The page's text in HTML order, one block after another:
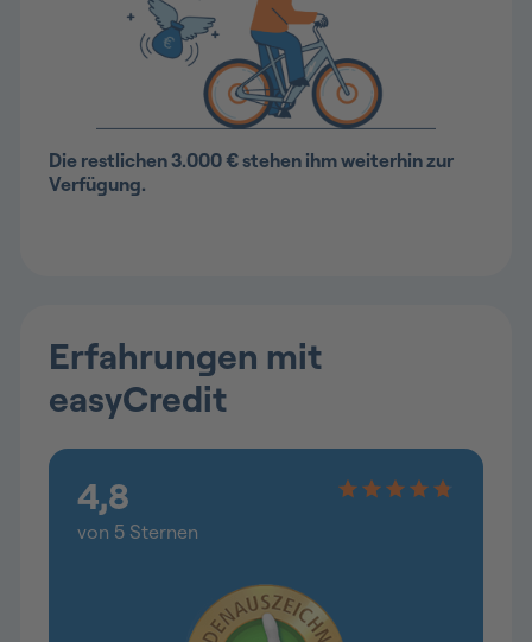
Die restlichen 3.000 € stehen ihm weiterhin zur
Verfügung.
Erfahrungen mit
easyCredit